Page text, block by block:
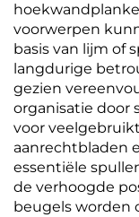
voorwerpen
basis van lijm of
langdurige
gezien
organisatie door
voor
aanrechtbladen
essentiële
de verhoogde
beugels worden